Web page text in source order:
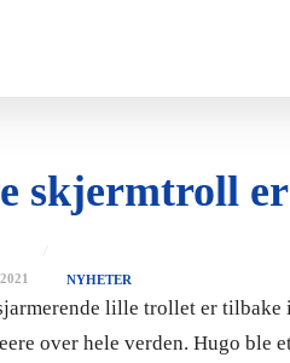
skjermtroll
NYHETER
lille trollet er
over hele verden. Hugo ble